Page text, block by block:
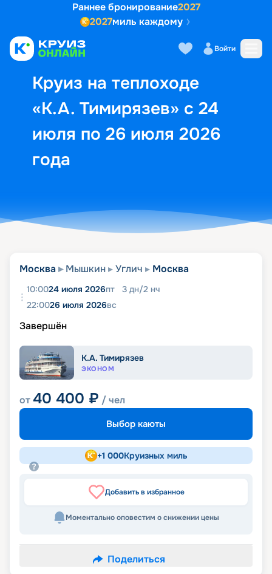
Раннее бронирование2027
2027миль каждому
Войти
Круиз на теплоходе
«К.А. Тимирязев» с 24
июля по 26 июля 2026
года
Выбор кают Маршрут и
Москва Мышкин Углич Москва
10:0024 июля 2026пт 3 дн/2 нч
22:0026 июля 2026вс
Завершён
К.А. Тимирязев
ЭКОНОМ
от40 400 ₽ / чел
Выбор каюты
+1 000Круизных миль
Добавить в избранное
Моментально оповестим о снижении цены
Поделиться